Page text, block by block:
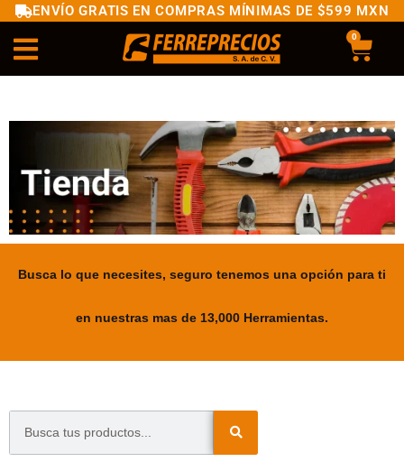
ENVÍO GRATIS EN COMPRAS MÍNIMAS DE $599 MXN
0
Busca lo que necesites, seguro tenemos una opción para ti
en nuestras mas de 13,000 Herramientas.